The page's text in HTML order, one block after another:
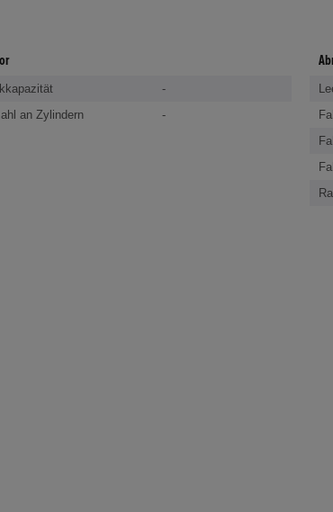
-
an Zylindern
-